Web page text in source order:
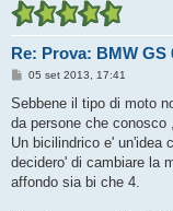
Re: Prova: BMW GS
M
s
a
g
i
o
05 set 2013, 17:41
Sebbene il tipo di moto
da persone che conosco
Un bicilindrico e' un'idea
decidero' di cambiare la
affondo sia bi che 4.